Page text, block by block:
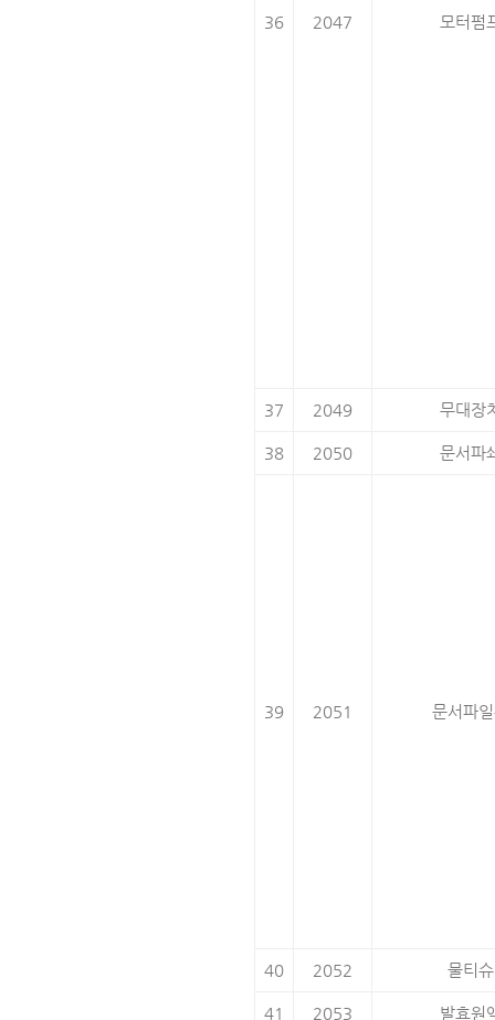
36 2047 모터펌
37 2049 무대장
38 2050 문서파
39 2051 문서파
40 2052 물티슈
41 2053 발효원